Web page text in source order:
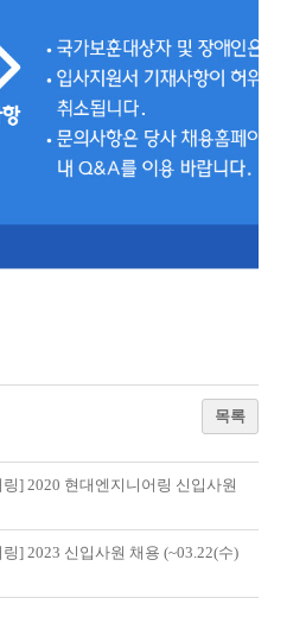
목록
] 2020 현대엔지니어링 신입사원
] 2023 신입사원 채용 (~03.22(수)